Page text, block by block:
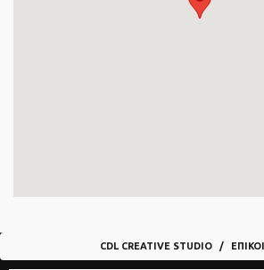
CDL CREATIVE STUDIO